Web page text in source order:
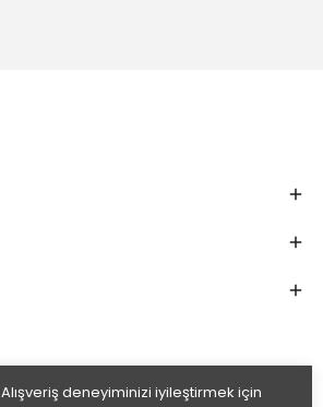
Alışveriş deneyiminizi iyileştirmek için